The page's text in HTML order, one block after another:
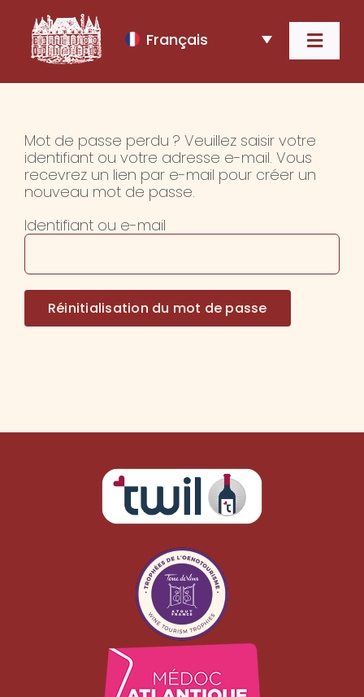
contenu
Accueil
Le Domaine
Nos Vins
Hébergement
Français
Mot de passe perdu ? Veuillez saisir votre
identifiant ou votre adresse e-mail. Vous
recevrez un lien par e-mail pour créer un
nouveau mot de passe.
Identifiant ou e-mail
Réinitialisation du mot de passe